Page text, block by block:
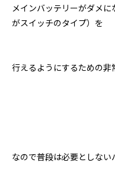
メインバッテリーがダメ
がスイッチのタイプ）を
行えるようにするための非
なので普段は必要としない